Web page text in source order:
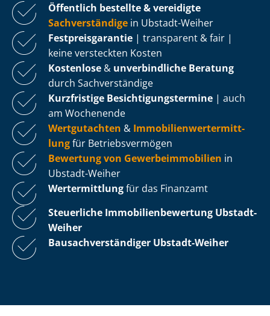
Öffentlich bestellte & vereidigte
Sachverständige in Ubstadt-Weiher
Fest­preis­ga­ran­tie | transparent & fair |
keine versteckten Kosten
Kostenlose & unverbindliche Beratung
durch Sachverständige
Kurzfristige Be­sich­ti­gungs­ter­mi­ne | auch
am Wochenende
Wertgutachten & Im­mo­bi­li­en­wert­ermitt­
lungfür Be­triebs­ver­mö­gen
Bewertung von Ge­wer­be­im­mo­bi­li­en in
Ubstadt-Weiher
Wertermittlungfür das Finanzamt
Steuerliche Im­mo­bi­li­en­be­wer­tung Ubstadt-
Weiher
Bau­sach­ver­stän­di­ger Ubstadt-Weiher